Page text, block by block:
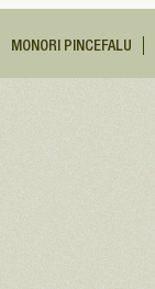
MONORI PINCEFALU